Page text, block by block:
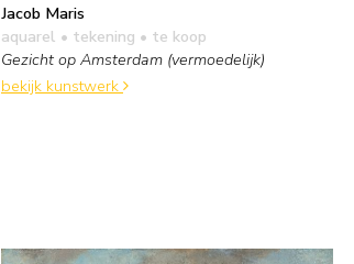
Jacob Maris
aquarel • tekening • te koop
Gezicht op Amsterdam (vermoedelijk)
bekijk kunstwerk